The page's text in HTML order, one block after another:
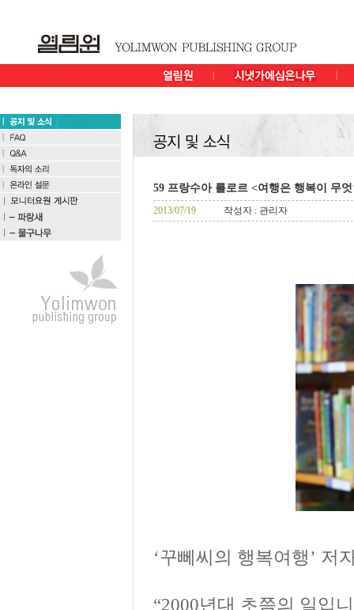
59 프랑수아 를로르 <여행은 행복이 무
2013/07/19 작성자 : 관리자
‘꾸뻬씨의 행복여행’ 저
“2000년대 초쯤의 일입